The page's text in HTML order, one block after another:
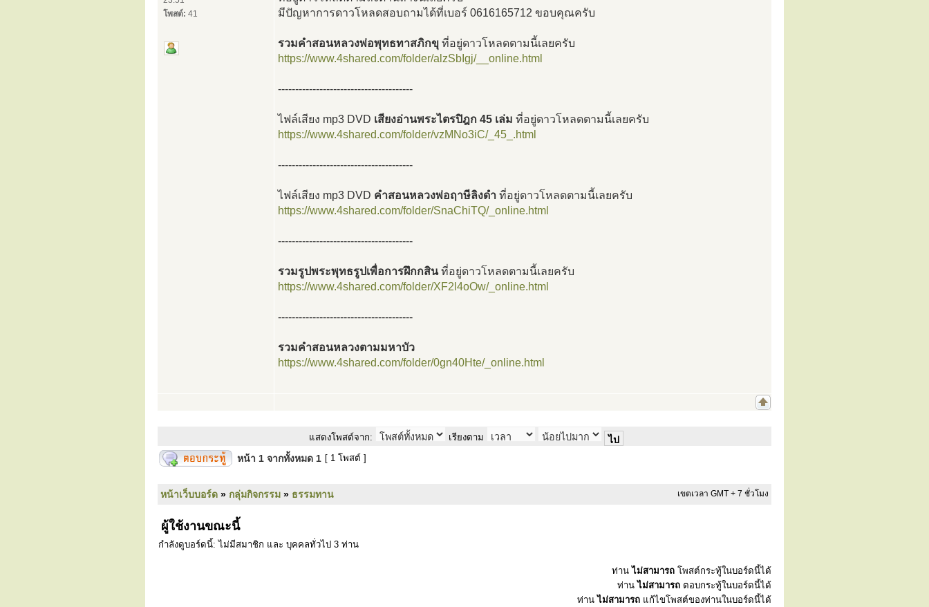
โพสต์: 41
มีปัญหาการดาวโหลดสอบถามได้ที่เบอร์ 0616165712 ขอบคุณครับ
รวมคำสอนหลวงพ่อพุทธทาสภิกขุ ที่อยู่ดาวโหลดตามนี้เลยครับ
https://www.4shared.com/folder/alzSbIgj/__online.html
---------------------------------------
ไฟล์เสียง mp3 DVD เสียงอ่านพระไตรปิฎก 45 เล่ม ที่อยู่ดาวโหลดตามนี้เลยครับ
https://www.4shared.com/folder/vzMNo3iC/_45_.html
---------------------------------------
ไฟล์เสียง mp3 DVD คำสอนหลวงพ่อฤาษีลิงดำ ที่อยู่ดาวโหลดตามนี้เลยครับ
https://www.4shared.com/folder/SnaChiTQ/_online.html
---------------------------------------
รวมรูปพระพุทธรูปเพื่อการฝึกกสินที่อยู่ดาวโหลดตามนี้เลยครับ
https://www.4shared.com/folder/XF2l4oOw/_online.html
---------------------------------------
รวมคำสอนหลวงตามมหาบัว
https://www.4shared.com/folder/0gn40Hte/_online.html
แสดงโพสต์จาก: เรียงตาม
หน้า 1 จากทั้งหมด 1 [ 1 โพสต์ ]
หน้าเว็บบอร์ด » กลุ่มกิจกรรม » ธรรมทาน เขตเวลา GMT + 7 ชั่วโมง
ผู้ใช้งานขณะนี้
กำลังดูบอร์ดนี้: ไม่มีสมาชิก และ บุคคลทั่วไป 3 ท่าน
ท่านไม่สามารถ โพสต์กระทู้ในบอร์ดนี้ได้
ท่านไม่สามารถ ตอบกระทู้ในบอร์ดนี้ได้
ท่านไม่สามารถ แก้ไขโพสต์ของท่านในบอร์ดนี้ได้